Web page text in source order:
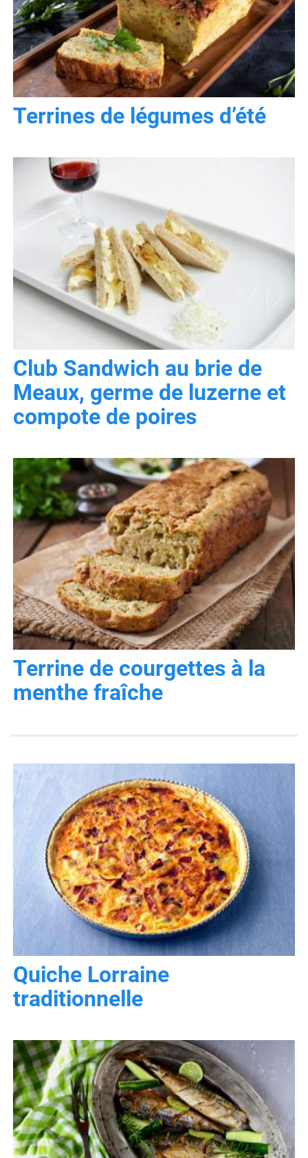
Terrines de légumes d’été
Club Sandwich au brie de
Meaux, germe de luzerne et
compote de poires
Terrine de courgettes à la
menthe fraîche
Quiche Lorraine
traditionnelle